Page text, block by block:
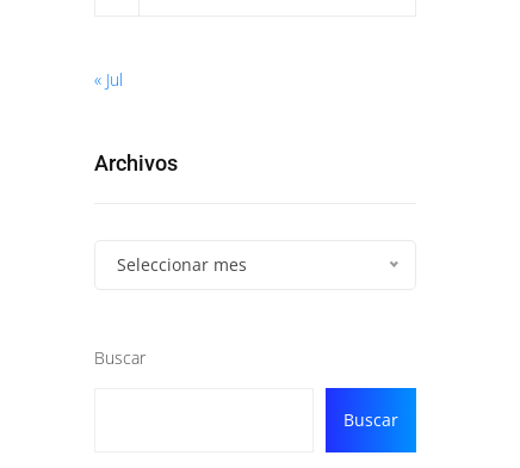
« Jul
Archivos
Seleccionar mes
Buscar
Buscar